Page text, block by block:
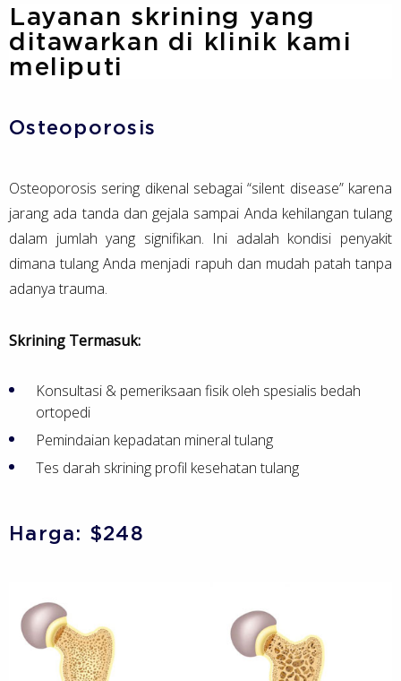
Layanan skrining yang
ditawarkan di klinik kami
meliputi
Osteoporosis
Osteoporosis sering dikenal sebagai “silent disease” karena
jarang ada tanda dan gejala sampai Anda kehilangan tulang
dalam jumlah yang signifikan. Ini adalah kondisi penyakit
dimana tulang Anda menjadi rapuh dan mudah patah tanpa
adanya trauma.
Skrining Termasuk:
Konsultasi & pemeriksaan fisik oleh spesialis bedah
ortopedi
Pemindaian kepadatan mineral tulang
Tes darah skrining profil kesehatan tulang
Harga: $248